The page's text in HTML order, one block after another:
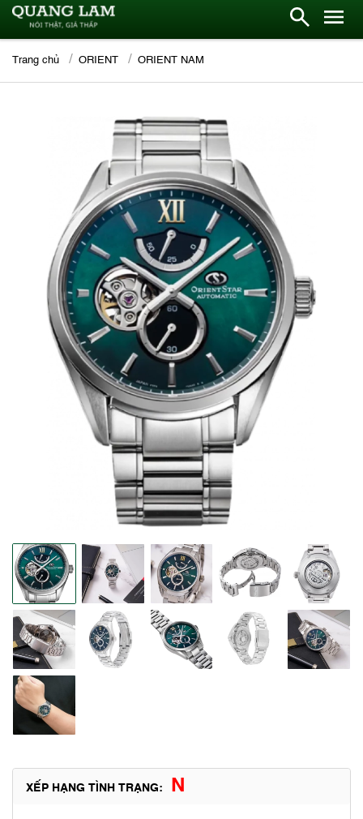
Trang chủ ORIENT ORIENT NAM
XẾP HẠNG TÌNH TRẠNG: N